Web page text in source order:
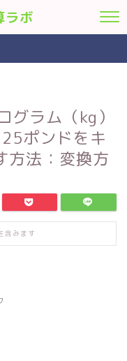
ラボ
ラム（kg）
ポンドをキ
方法：変換方
含みます